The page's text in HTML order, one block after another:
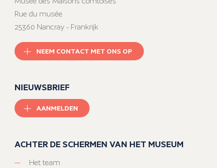
Rue du musée
25360 Nancray - Frankrijk
NEEM CONTACT MET ONS OP
NIEUWSBRIEF
AANMELDEN
ACHTER DE SCHERMEN VAN HET MUSEUM
Het team